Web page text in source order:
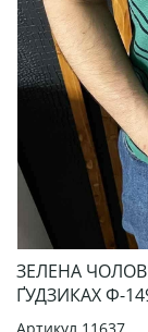
ЗЕЛЕНА
ҐУДЗИКАХ Ф-
Артикул 11637